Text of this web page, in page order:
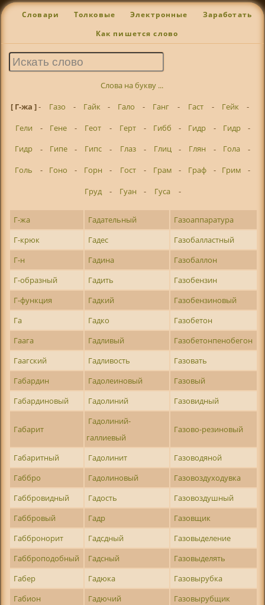
Словари Толковые Электронные Заработать
Как пишется слово
Слова на букву ...
[ Г-жа ]- Газо - Гайк - Гало - Ганг - Гаст - Гейк
-
Гели
- Гене - Геот - Герт - Гибб - Гидр - Гидр
-
Гидр
- Гипе - Гипс - Глаз - Глиц - Глян - Гола
-
Голь
- Гоно - Горн - Гост - Грам - Граф - Грим
-
Груд
- Гуан - Гуса -
Г-жа Гадательный
Газоаппаратура
Г-крюк
Гадес
Газобалластный
Г-н
Гадина
Газобаллон
Г-образный
Гадить
Газобензин
Г-функция
Гадкий
Газобензиновый
Га
Гадко
Газобетон
Гаага
Гадливый
Газобетонпенобегон
Гаагский
Гадливость
Газовать
Габардин
Гадолеиновый
Газовый
Габардиновый
Гадолиний Газовидный
Габарит
Гадолиний-
галлиевый
Газово-резиновый
Габаритный Гадолинит
Газоводяной
Габбро
Гадолиновый
Газовоздуходувка
Габбровидный
Гадость
Газовоздушный
Габбровый
Гадр
Газовщик
Габбронорит
Гадсдный
Газовыделение
Габброподобный
Гадсный
Газовыделять
Габер
Гадюка
Газовырубка
Габион
Гадючий
Газовырубщик